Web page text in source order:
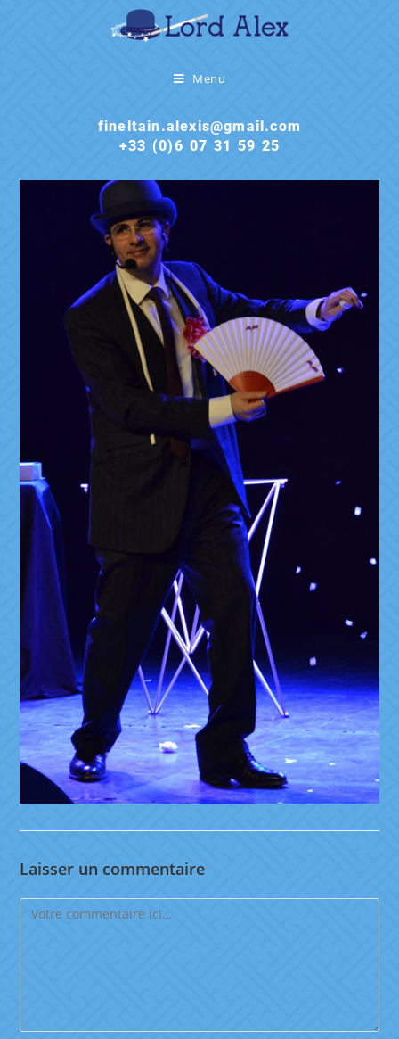
Menu
fineltain.alexis@gmail.com
+33 (0)6 07 31 59 25
Laisser un commentaire